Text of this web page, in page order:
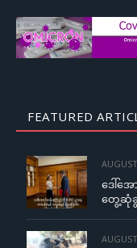
FEATURED
ဒေါ်အ
တွေ့ဆုံခွ